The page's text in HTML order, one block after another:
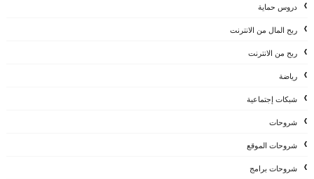
دروس حماية
ربح المال من الانترنت
ربح من الانترنت
رياضة
شبكات إجتماعية
شروحات
شروحات الموقع
شروحات برامج